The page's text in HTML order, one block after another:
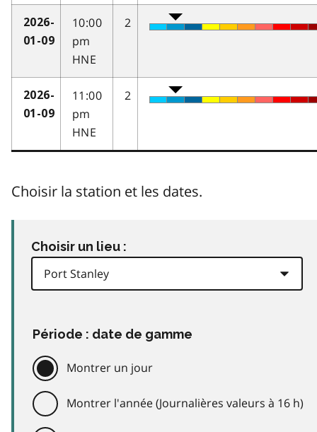
2026-
01-09
10:00
pm
HNE
2
2026-
01-09
11:00
pm
HNE
2
Choisir la station et les dates.
Choisir un lieu :
Période : date de gamme
Montrer un jour
Montrer l'année (Journalières valeurs à 16 h)